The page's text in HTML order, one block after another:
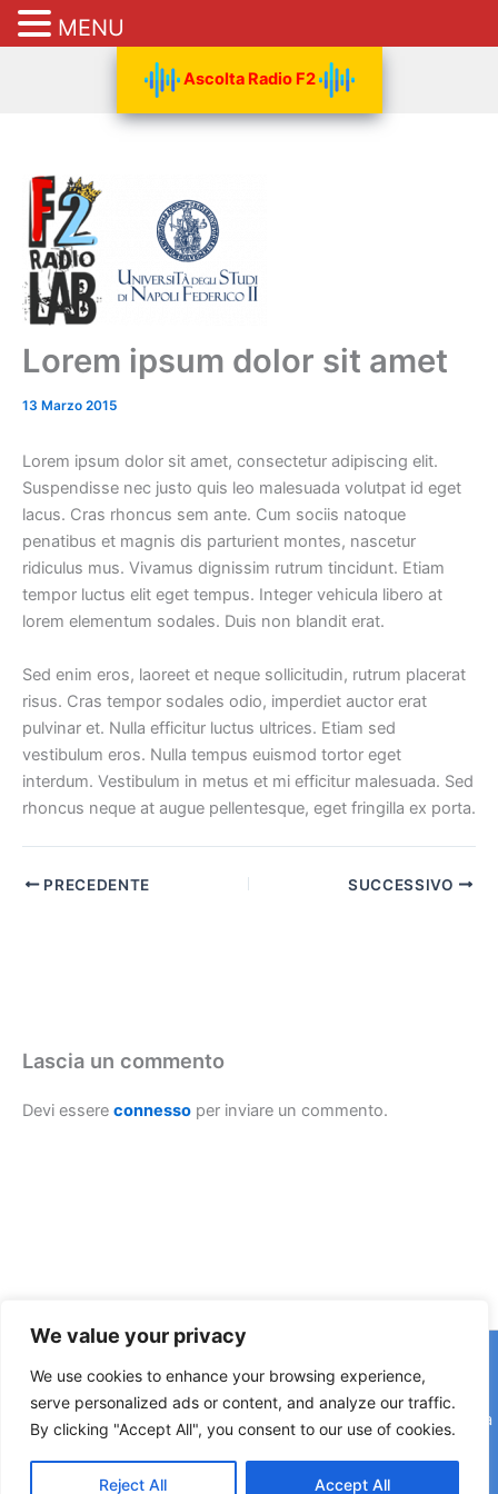
We value your privacy
We use cookies to enhance your browsing experience,
serve personalized ads or content, and analyze our traffic.
By clicking "Accept All", you consent to our use of cookies.
Reject All Accept All
Ascolta Radio F2
Lorem ipsum dolor sit amet
13 Marzo 2015
Lorem ipsum dolor sit amet, consectetur adipiscing elit.
Suspendisse nec justo quis leo malesuada volutpat id eget
lacus. Cras rhoncus sem ante. Cum sociis natoque
penatibus et magnis dis parturient montes, nascetur
ridiculus mus. Vivamus dignissim rutrum tincidunt. Etiam
tempor luctus elit eget tempus. Integer vehicula libero at
lorem elementum sodales. Duis non blandit erat.
Sed enim eros, laoreet et neque sollicitudin, rutrum placerat
risus. Cras tempor sodales odio, imperdiet auctor erat
pulvinar et. Nulla efficitur luctus ultrices. Etiam sed
vestibulum eros. Nulla tempus euismod tortor eget
interdum. Vestibulum in metus et mi efficitur malesuada. Sed
rhoncus neque at augue pellentesque, eget fringilla ex porta.
PRECEDENTE SUCCESSIVO
Lascia un commento
Devi essere connesso per inviare un commento.
Copyright © 2026 © F2 Radio Lab - Università degli Studi di
Napoli Federico II è una testata registrata presso il Tribunale di
Napoli. Aut. n.58 30-06-2006 Licenza SIAE n. 508/I/639 Società
MENU